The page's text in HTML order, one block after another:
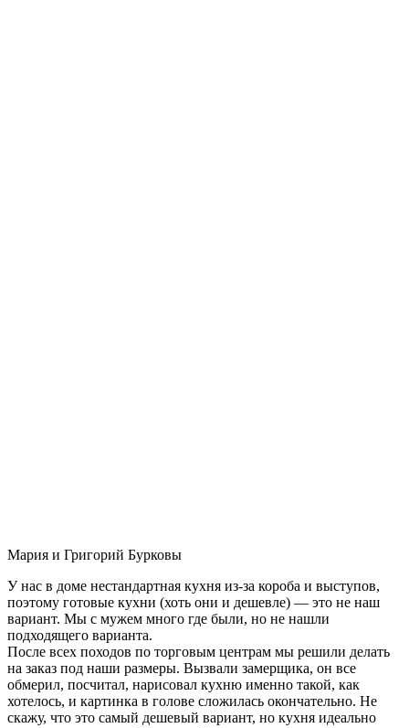
Мария и Григорий Бурковы
У нас в доме нестандартная кухня из-за короба и выступов,
поэтому готовые кухни (хоть они и дешевле) — это не наш
вариант. Мы с мужем много где были, но не нашли
подходящего варианта.
После всех походов по торговым центрам мы решили делать
на заказ под наши размеры. Вызвали замерщика, он все
обмерил, посчитал, нарисовал кухню именно такой, как
хотелось, и картинка в голове сложилась окончательно. Не
скажу, что это самый дешевый вариант, но кухня идеально